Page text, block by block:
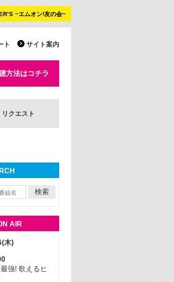
~エムオン!友の会~
サイト案内
ト
方法はコチラ
リクエスト
AIR
木)
強! 歌えるヒ